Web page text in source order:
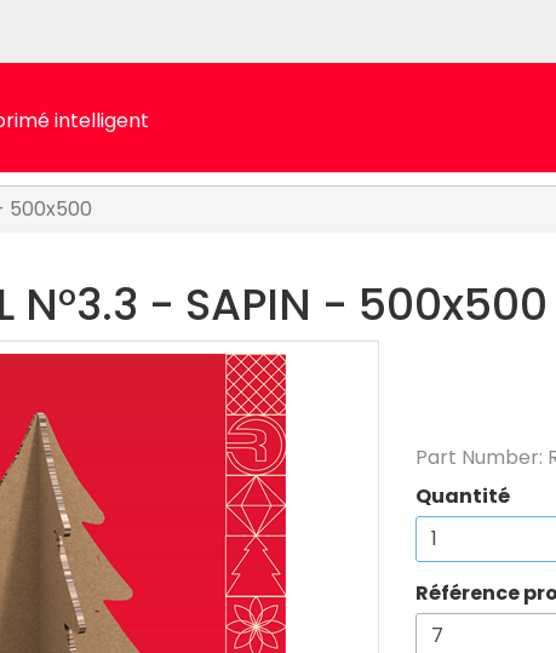
intelligent
500x500
N°3.3 - SAPIN - 500x500
Part Number:
Quantité
Référence